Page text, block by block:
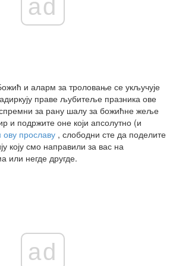
ad
и аларм за троловање се укључује
праве љубитеље празника ове
за рану шалу за божићне жеље
и подржите оне који апсолутно (и
прославу , слободни сте да поделите
коју смо направили за вас на
или негде другде.
ad